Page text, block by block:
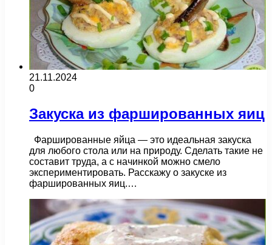
21.11.2024
0
Закуска из фаршированных яиц
Фаршированные яйца — это идеальная закуска
для любого стола или на природу. Сделать такие не
составит труда, а с начинкой можно смело
экспериментировать. Расскажу о закуске из
фаршированных яиц.…